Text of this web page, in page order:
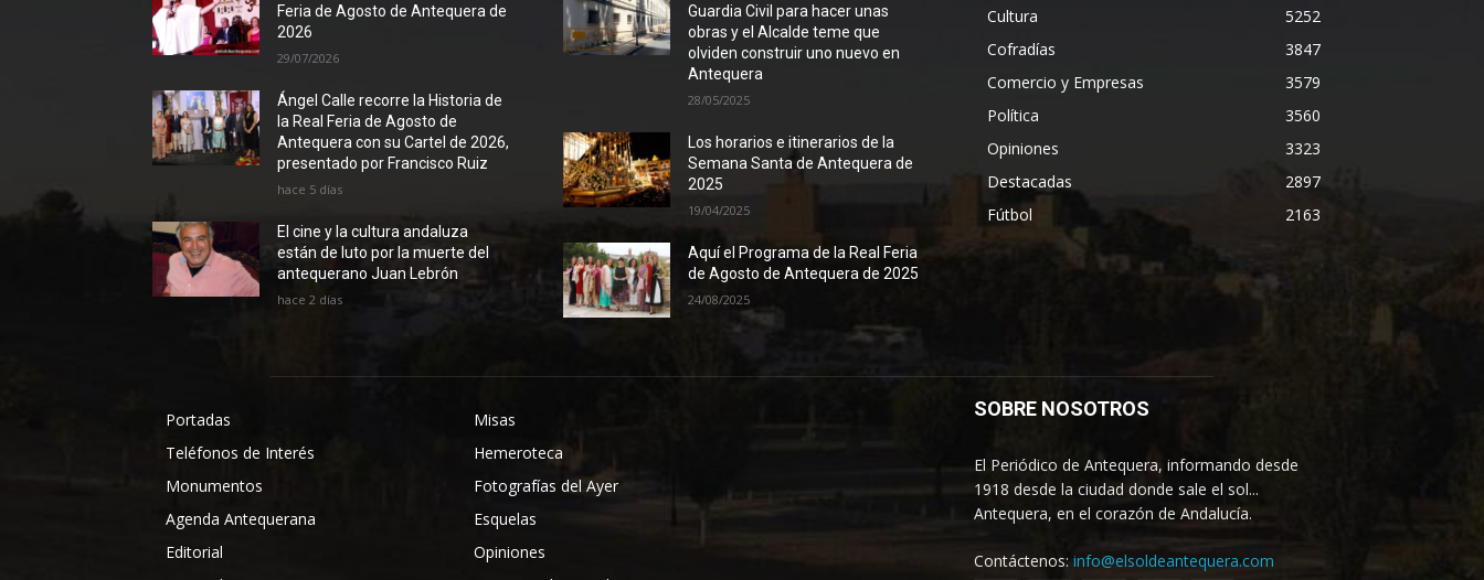
Feria de Agosto de Antequera de
2026
29/07/2026
Ángel Calle recorre la Historia de
la Real Feria de Agosto de
Antequera con su Cartel de 2026,
presentado por Francisco Ruiz
hace 5 días
El cine y la cultura andaluza
están de luto por la muerte del
antequerano Juan Lebrón
hace 2 días
Guardia Civil para hacer unas
obras y el Alcalde teme que
olviden construir uno nuevo en
Antequera
28/05/2025
Los horarios e itinerarios de la
Semana Santa de Antequera de
2025
19/04/2025
Aquí el Programa de la Real Feria
de Agosto de Antequera de 2025
24/08/2025
Cultura
5252
Cofradías
3847
Comercio y Empresas
3579
Política
3560
Opiniones
3323
Destacadas
2897
Fútbol
2163
Portadas
Teléfonos de Interés
Monumentos
Agenda Antequerana
Editorial
Misas
Hemeroteca
Fotografías del Ayer
Esquelas
Opiniones
SOBRE NOSOTROS
El Periódico de Antequera, informando desde
1918 desde la ciudad donde sale el sol...
Antequera, en el corazón de Andalucía.
Contáctenos: info@elsoldeantequera.com